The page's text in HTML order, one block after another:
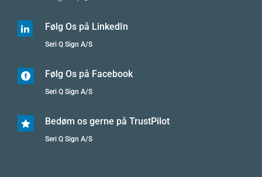
 Følg Os på LinkedIn
Seri Q Sign A/S
 Følg Os på Facebook
Seri Q Sign A/S
 Bedøm os gerne på TrustPilot
Seri Q Sign A/S